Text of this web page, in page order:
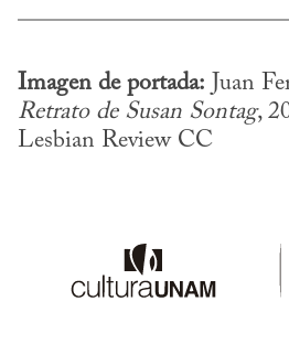
Imagen de portada:
Retrato de Susan Sontag,
Lesbian Review CC